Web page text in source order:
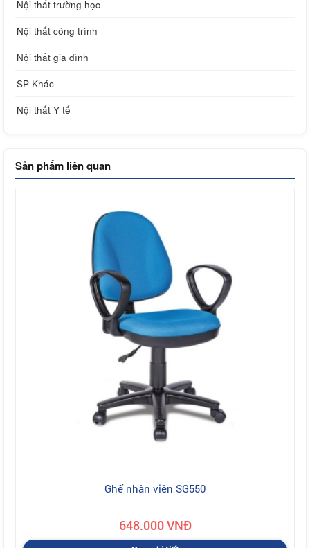
Nội thất trường học
Nội thất công trình
Nội thất gia đình
SP Khác
Nội thất Y tế
Sản phẩm liên quan
Ghế nhân viên SG550
648.000 VNĐ